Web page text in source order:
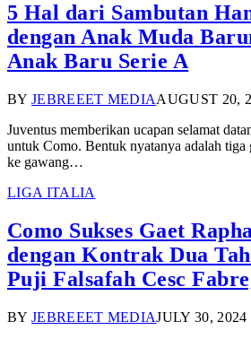
5 Hal dari Sambutan
dengan Anak Muda
Anak Baru Serie A
BY JEBREEET MEDIAAUGUST 20,
Juventus memberikan ucapan selamat
untuk Como. Bentuk nyatanya adalah tiga
ke gawang…
LIGA ITALIA
Como Sukses Gaet
dengan Kontrak Dua
Puji Falsafah Cesc
BY JEBREEET MEDIAJULY 30, 2024